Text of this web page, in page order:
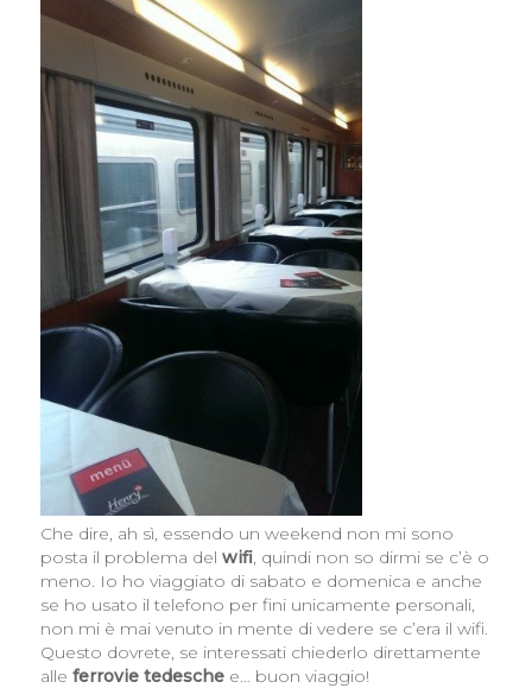
Che dire, ah sì, essendo un weekend non mi sono
posta il problema del wifi, quindi non so dirmi se c’è o
meno. Io ho viaggiato di sabato e domenica e anche
se ho usato il telefono per fini unicamente personali,
non mi è mai venuto in mente di vedere se c’era il wifi.
Questo dovrete, se interessati chiederlo direttamente
alle ferrovie tedeschee… buon viaggio!